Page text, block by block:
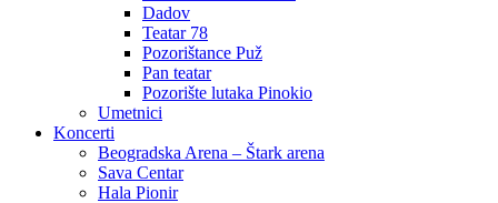
Dadov
Teatar 78
Pozorištance Puž
Pan teatar
Pozorište lutaka Pinokio
Umetnici
Koncerti
Beogradska Arena – Štark arena
Sava Centar
Hala Pionir